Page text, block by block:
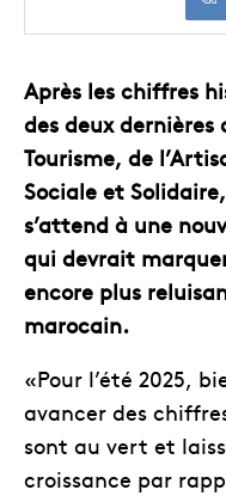
Après les chiffres
des deux
Tourisme, de
Sociale et
s’attend à une
qui devrait
encore plus
marocain.
«Pour l’été 2025,
avancer des
sont au vert et
croissance par